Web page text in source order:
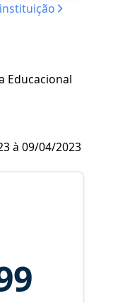
Educacional
à 09/04/2023